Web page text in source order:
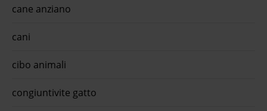
cane anziano
cani
cibo animali
congiuntivite gatto